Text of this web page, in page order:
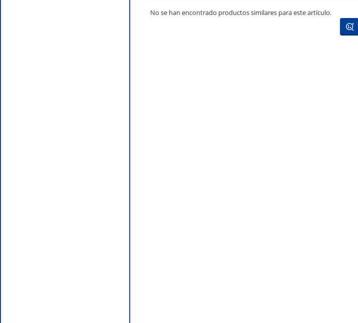
No se han encontrado productos similares para este artículo.